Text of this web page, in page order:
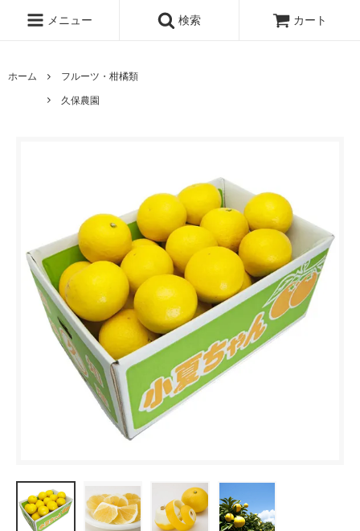
メニュー 検索 カート
ホーム
フルーツ・柑橘類
久保農園